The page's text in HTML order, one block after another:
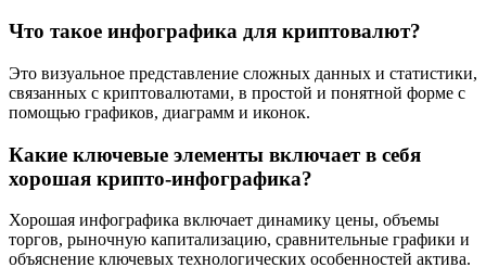
Что такое инфографика для криптовалют?
Это визуальное представление сложных данных и статистики,
связанных с криптовалютами, в простой и понятной форме с
помощью графиков, диаграмм и иконок.
Какие ключевые элементы включает в себя
хорошая крипто-инфографика?
Хорошая инфографика включает динамику цены, объемы
торгов, рыночную капитализацию, сравнительные графики и
объяснение ключевых технологических особенностей актива.